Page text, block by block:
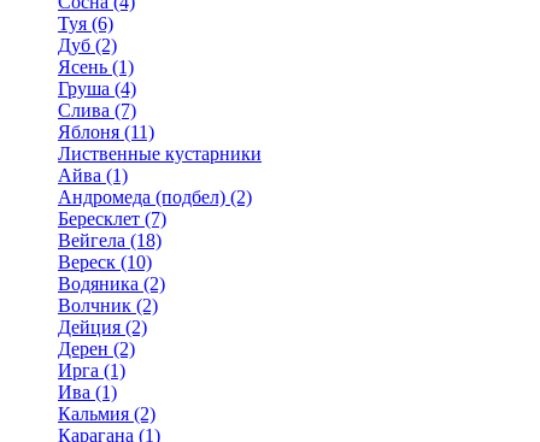
Туя (6)
Дуб (2)
Ясень (1)
Груша (4)
Слива (7)
Яблоня (11)
Лиственные кустарники
Айва (1)
Андромеда (подбел) (2)
Бересклет (7)
Вейгела (18)
Вереск (10)
Водяника (2)
Волчник (2)
Дейция (2)
Дерен (2)
Ирга (1)
Ива (1)
Кальмия (2)
Карагана (1)